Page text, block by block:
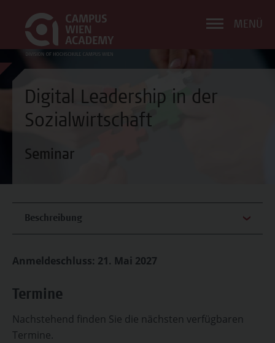
MENÜ
Digital Leadership in der
Sozialwirtschaft
Seminar
Beschreibung
Anmeldeschluss: 21. Mai 2027
Termine
Nachstehend finden Sie die nächsten verfügbaren
Termine.